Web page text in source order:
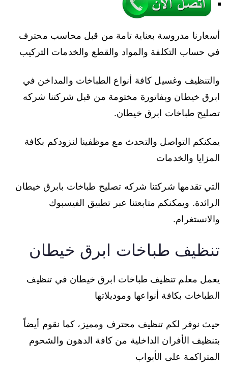
أسعارنا مدروسة بعناية تامة من قبل محاسب محترف
في حساب التكلفة والمواد والقطع والخدمات التركيب
والتنظيف وغسيل كافة أنواع الطباخات والمداخن في
ابرق خيطان وبفاتورة مختومة من قبل شركتنا شركه
تصليح طباخات ابرق خيطان.
يمكنكم التواصل والتحدث مع موظفينا لنزودكم بكافة
المزايا والخدمات
التي تقدمها شركتنا شركه تصليح طباخات بابرق خيطان
الرائدة. ويمكنكم متابعتنا عبر تطبيق الفيسبوك
والانستغرام.
تنظيف طباخات ابرق خيطان
يعمل معلم تنظيف طباخات ابرق خيطان في تنظيف
الطباخات بكافة أنواعها وموديلاتها
حيث نوفر لكم تنظيف محترف ومميز، كما نقوم أيضاً
بتنظيف الأفران الداخلية من كافة الدهون والشحوم
المتراكمة على الأبواب